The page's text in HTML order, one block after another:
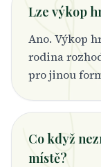
Lze výkop
Ano. Výkop
rodina
pro jinou
Co když
místě?